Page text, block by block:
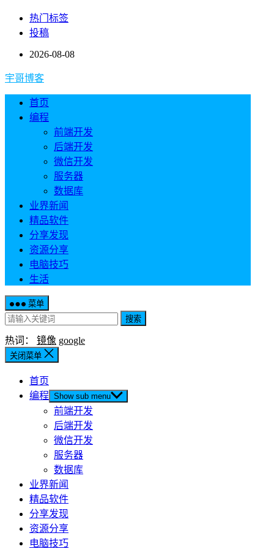
热门标签
投稿
2026-08-08
宇哥博客
首页
编程
前端开发
后端开发
微信开发
服务器
数据库
业界新闻
精品软件
分享发现
资源分享
电脑技巧
生活
菜单
搜索
热词： 镜像 google
关闭菜单
首页
编程 Show sub menu
前端开发
后端开发
微信开发
服务器
数据库
业界新闻
精品软件
分享发现
资源分享
电脑技巧